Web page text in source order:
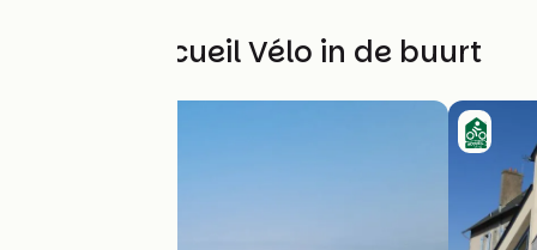
Andere Accueil Vélo in de buurt